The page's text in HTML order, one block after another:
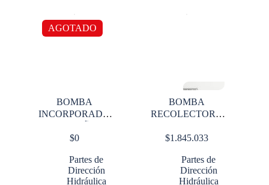
AGOTADO
BOMBA
INCORPORADA
WA102G
$0
Partes de
Dirección
Hidráulica
BOMBA
RECOLECTORA
DE BASURA
$1.845.033
Partes de
Dirección
Hidráulica